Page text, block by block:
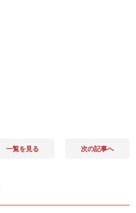
一覧を見る 次の記事へ